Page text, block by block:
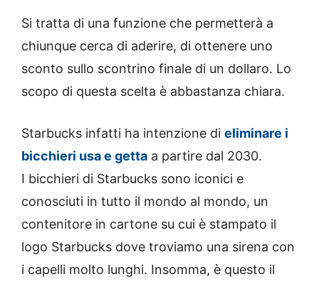
Si tratta di una funzione che permetterà a
chiunque cerca di aderire, di ottenere uno
sconto sullo scontrino finale di un dollaro. Lo
scopo di questa scelta è abbastanza chiara.
Starbucks infatti ha intenzione di eliminare i
bicchieri usa e getta a partire dal 2030.
I bicchieri di Starbucks sono iconici e
conosciuti in tutto il mondo al mondo, un
contenitore in cartone su cui è stampato il
logo Starbucks dove troviamo una sirena con
i capelli molto lunghi. Insomma, è questo il